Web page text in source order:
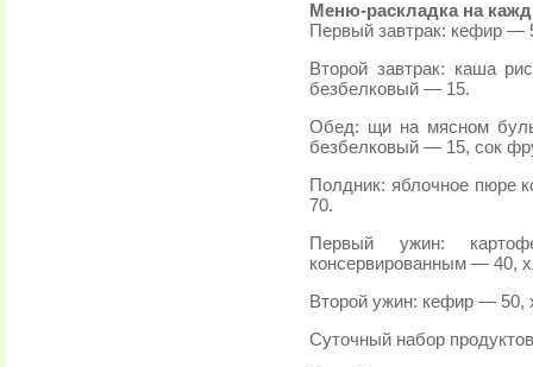
Меню-раскладка на
Первый завтрак: кефир —
Второй завтрак: каша
безбелковый — 15.
Обед: щи на мясном
безбелковый — 15, сок
Полдник: яблочное пюре
70.
Первый ужин:
консервированным — 40,
Второй ужин: кефир —
Суточный набор